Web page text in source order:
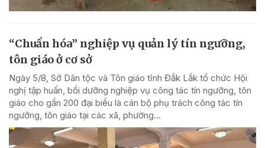
“Chuẩn hóa” nghiệp vụ quản lý tín ngưỡng,
tôn giáo ở cơ sở
Ngày 5/8, Sở Dân tộc và Tôn giáo tỉnh Đắk Lắk tổ chức Hội
nghị tập huấn, bồi dưỡng nghiệp vụ công tác tín ngưỡng, tôn
giáo cho gần 200 đại biểu là cán bộ phụ trách công tác tín
ngưỡng, tôn giáo tại các xã, phường...